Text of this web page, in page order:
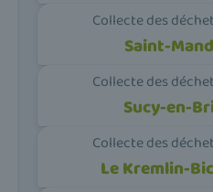
Collecte des
Saint-
Collecte des
Sucy-en-
Collecte des
Le Kremlin-